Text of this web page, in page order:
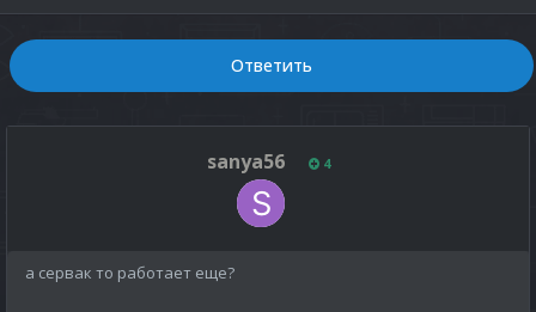
Ответить
sanya56 4
а сервак то работает еще?